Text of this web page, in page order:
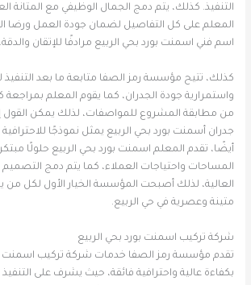
التنفيذ. كذلك، يتم دمج الجمال الوظيفي مع المتانة
المعلم على كل التفاصيل لضمان جودة العمل ورضا
اسم فني اسمنت بورد بحي الربيع مرادفًا للإتقان والدقة.
كذلك، تتيح مؤسسة رمز الصفا متابعة ما بعد
واستمرارية جودة الجدران، كما يقوم المعلم بمراجعة
من مطابقة المشروع للمواصفات، لذلك يمكن
جدران أسمنت بورد بحي الربيع يمثل نموذجًا للاحترافية
أيضًا، تقدم المعلم اسمنت بورد بحي الربيع حلولًا
المساحات واحتياجات العملاء، كما يتم دمج
العالية، لذلك أصبحت المؤسسة الخيار الأول لكل
متينة وعصرية في حي الربيع.
شركة تركيب اسمنت بورد بحي الربيع
تقدم مؤسسة رمز الصفا خدمات شركة تركيب اسمنت
بكفاءة عالية واحترافية فائقة، حيث يشرف على